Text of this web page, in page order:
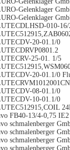
Gelenklager
Gelenklager
010-16/
20-01.1/0
25-01. 1/5
20-01.1/0
08-01.1/0
10-01.1/0
FB40-13/4-0,75
schmalenberger
schmalenberger
schmalenberger
schmalenberger